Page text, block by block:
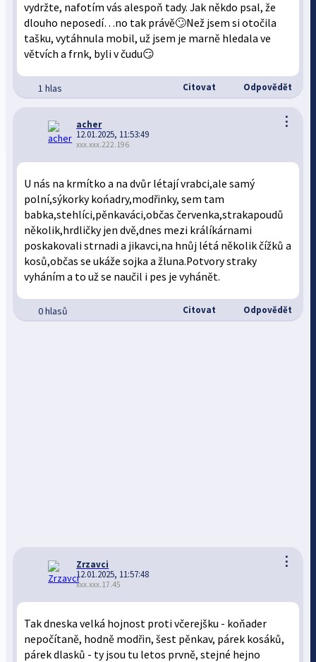
vydržte, nafotím vás alespoň tady. Jak někdo psal, že
dlouho neposedí…no tak právě🙄Než jsem si otočila
tašku, vytáhnula mobil, už jsem je marně hledala ve
větvích a frnk, byli v čudu😏
1 hlas Citovat Odpovědět
⋮
acher
12.01.2025, 11:53:49
xxx.xxx.222.196
U nás na krmítko a na dvůr létají vrabci,ale samý
polní,sýkorky końadry,modřinky, sem tam
babka,stehlíci,pěnkaváci,občas červenka,strakapoudů
několik,hrdličky jen dvě,dnes mezi králíkárnami
poskakovali strnadi a jikavci,na hnůj létá několik čížků a
kosů,občas se ukáže sojka a žluna.Potvory straky
vyháním a to už se naučil i pes je vyhánět.
0 hlasů Citovat Odpovědět
⋮
Zrzavci
12.01.2025, 11:57:48
xxx.xxx.17.45
Tak dneska velká hojnost proti včerejšku - koňader
nepočítaně, hodně modřin, šest pěnkav, párek kosáků,
párek dlasků - ty jsou tu letos prvně, stejné hejno